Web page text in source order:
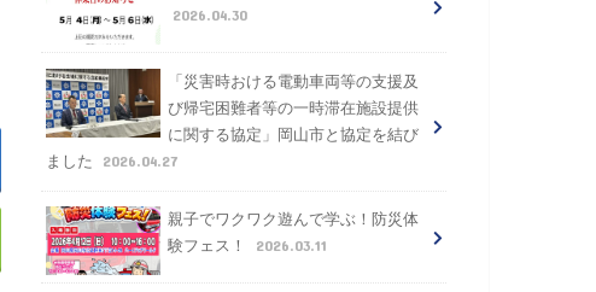
2026.04.30
「災害時おける電動車両等の支援及
び帰宅困難者等の一時滞在施設提供
に関する協定」岡山市と協定を結び
ました
2026.04.27
親子でワクワク遊んで学ぶ！防災体
験フェス！
2026.03.11